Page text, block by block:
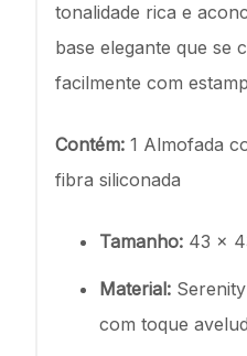
tonalidade rica e
base elegante que se
facilmente com
Contém: 1 Almofada
fibra siliconada
Tamanho: 43 x
Material:
com toque